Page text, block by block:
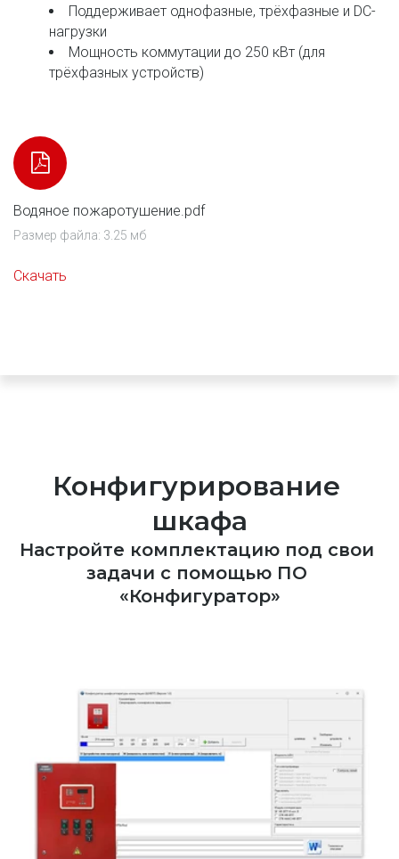
Поддерживает однофазные, трёхфазные и DC-
нагрузки
Мощность коммутации до 250 кВт (для
трёхфазных устройств)
Водяное пожаротушение.pdf
Размер файла: 3.25 мб
Скачать
Конфигурирование
шкафа
Настройте комплектацию под свои
задачи с помощью ПО
«Конфигуратор»